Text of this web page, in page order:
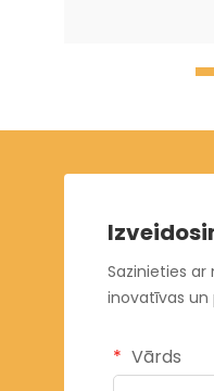
Sazinieties
inovatīvas un
Vārds